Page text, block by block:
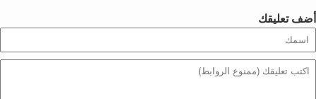
أضف تعليقك